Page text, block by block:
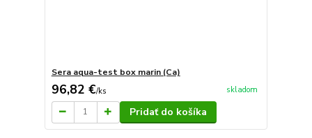
Sera aqua-test box marin (Ca)
96,82 €/ks skladom
Pridať do košíka